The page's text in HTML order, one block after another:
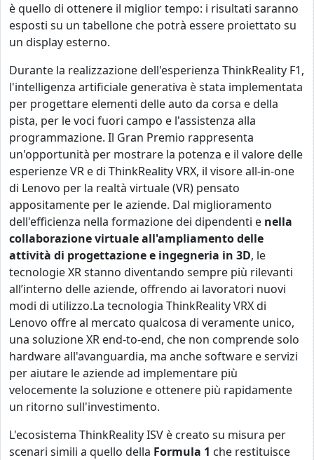
è quello di ottenere il miglior tempo: i risultati saranno
esposti su un tabellone che potrà essere proiettato su
un display esterno.
Durante la realizzazione dell'esperienza ThinkReality F1,
l'intelligenza artificiale generativa è stata implementata
per progettare elementi delle auto da corsa e della
pista, per le voci fuori campo e l'assistenza alla
programmazione. Il Gran Premio rappresenta
un'opportunità per mostrare la potenza e il valore delle
esperienze VR e di ThinkReality VRX, il visore all-in-one
di Lenovo per la realtà virtuale (VR) pensato
appositamente per le aziende. Dal miglioramento
dell'efficienza nella formazione dei dipendenti e nella
collaborazione virtuale all'ampliamento delle
attività di progettazione e ingegneria in 3D, le
tecnologie XR stanno diventando sempre più rilevanti
all’interno delle aziende, offrendo ai lavoratori nuovi
modi di utilizzo.La tecnologia ThinkReality VRX di
Lenovo offre al mercato qualcosa di veramente unico,
una soluzione XR end-to-end, che non comprende solo
hardware all'avanguardia, ma anche software e servizi
per aiutare le aziende ad implementare più
velocemente la soluzione e ottenere più rapidamente
un ritorno sull'investimento.
L'ecosistema ThinkReality ISV è creato su misura per
scenari simili a quello della Formula 1 che restituisce